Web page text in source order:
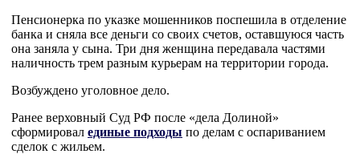
Пенсионерка по указке мошенников поспешила в отделение
банка и сняла все деньги со своих счетов, оставшуюся часть
она заняла у сына. Три дня женщина передавала частями
наличность трем разным курьерам на территории города.
Возбуждено уголовное дело.
Ранее верховный Суд РФ после «дела Долиной»
сформировал единые подходы по делам с оспариванием
сделок с жильем.